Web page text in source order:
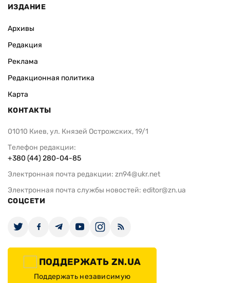
ИЗДАНИЕ
Архивы
Редакция
Реклама
Редакционная политика
Карта
КОНТАКТЫ
01010 Киев, ул. Князей Острожских, 19/1
Телефон редакции:
+380 (44) 280-04-85
Электронная почта редакции: zn94@ukr.net
Электронная почта службы новостей: editor@zn.ua
СОЦСЕТИ
ПОДДЕРЖАТЬ ZN.UA
Поддержать независимую